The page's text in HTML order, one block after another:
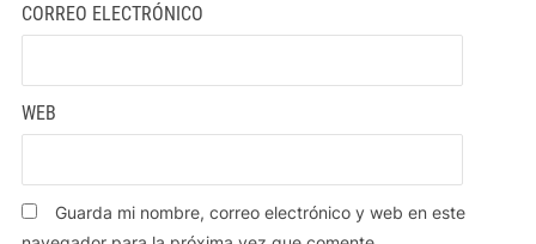
CORREO ELECTRÓNICO
WEB
Guarda mi nombre, correo electrónico y web en este